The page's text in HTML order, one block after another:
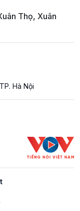
Thọ, Xuân
Hà Nội